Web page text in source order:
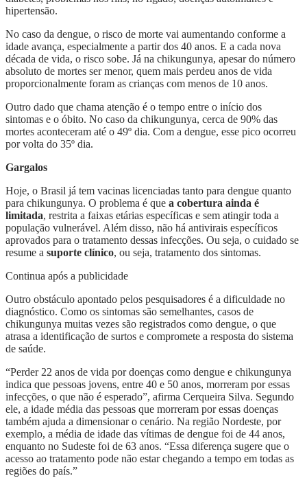
hipertensão.
No caso da dengue, o risco de morte vai aumentando conforme a
idade avança, especialmente a partir dos 40 anos. E a cada nova
década de vida, o risco sobe. Já na chikungunya, apesar do número
absoluto de mortes ser menor, quem mais perdeu anos de vida
proporcionalmente foram as crianças com menos de 10 anos.
Outro dado que chama atenção é o tempo entre o início dos
sintomas e o óbito. No caso da chikungunya, cerca de 90% das
mortes aconteceram até o 49º dia. Com a dengue, esse pico ocorreu
por volta do 35º dia.
Gargalos
Hoje, o Brasil já tem vacinas licenciadas tanto para dengue quanto
para chikungunya. O problema é que a cobertura ainda é
limitada, restrita a faixas etárias específicas e sem atingir toda a
população vulnerável. Além disso, não há antivirais específicos
aprovados para o tratamento dessas infecções. Ou seja, o cuidado se
resume a suporte clínico, ou seja, tratamento dos sintomas.
Continua após a publicidade
Outro obstáculo apontado pelos pesquisadores é a dificuldade no
diagnóstico. Como os sintomas são semelhantes, casos de
chikungunya muitas vezes são registrados como dengue, o que
atrasa a identificação de surtos e compromete a resposta do sistema
de saúde.
“Perder 22 anos de vida por doenças como dengue e chikungunya
indica que pessoas jovens, entre 40 e 50 anos, morreram por essas
infecções, o que não é esperado”, afirma Cerqueira Silva. Segundo
ele, a idade média das pessoas que morreram por essas doenças
também ajuda a dimensionar o cenário. Na região Nordeste, por
exemplo, a média de idade das vítimas de dengue foi de 44 anos,
enquanto no Sudeste foi de 63 anos. “Essa diferença sugere que o
acesso ao tratamento pode não estar chegando a tempo em todas as
regiões do país.”